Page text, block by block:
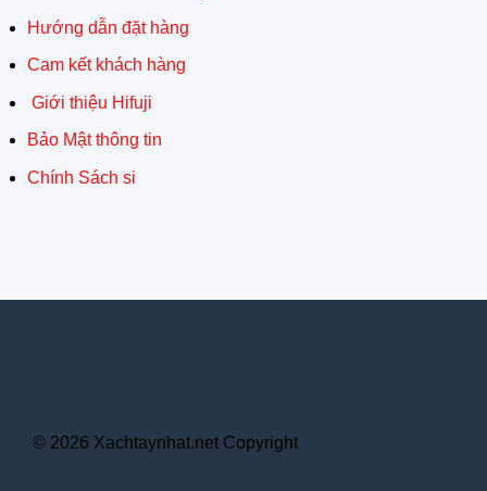
Hướng dẫn đặt hàng
Cam kết khách hàng
Giới thiệu Hifuji
Bảo Mật thông tin
Chính Sách si
© 2026 Xachtaynhat.net Copyright